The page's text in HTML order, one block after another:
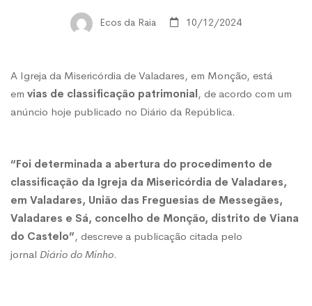
Valadares
em
de
classificação
patrimonial
Ecos da Raia 10/12/2024
A Igreja da Misericórdia de Valadares, em Monção, está
em vias de classificação patrimonial, de acordo com um
anúncio hoje publicado no Diário da República.
“Foi determinada a abertura do procedimento de
classificação da Igreja da Misericórdia de Valadares,
em Valadares, União das Freguesias de Messegães,
Valadares e Sá, concelho de Monção, distrito de Viana
do Castelo”, descreve a publicação citada pelo
jornal Diário do Minho.